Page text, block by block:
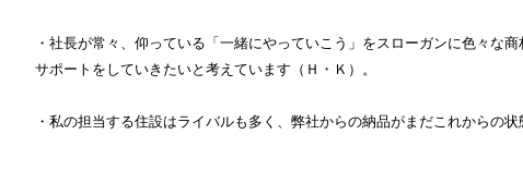
・社長が常々、仰っている「一緒にやっていこう」をスローガンに色々な
サポートをしていきたいと考えています（Ｈ・Ｋ）。
・私の担当する住設はライバルも多く、弊社からの納品がまだこれからの